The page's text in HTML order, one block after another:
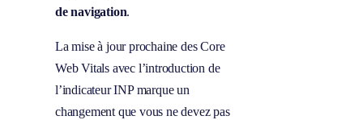
de navigation.
La mise à jour prochaine des Core
Web Vitals avec l’introduction de
l’indicateur INP marque un
changement que vous ne devez pas